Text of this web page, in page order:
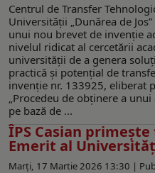
Centrul de Transfer
Universității „Dunărea de
unui nou brevet de invenție
nivelul ridicat al cercetării
universității de a genera
practică și potențial de
invenție nr. 133925, eliberat
„Procedeu de obținere a
pe bază de ...
ÎPS Casian
Emerit al
Marți, 17 Martie 2026 13:30 |